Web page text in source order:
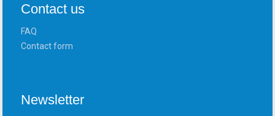
Contact us
FAQ
Contact form
Newsletter